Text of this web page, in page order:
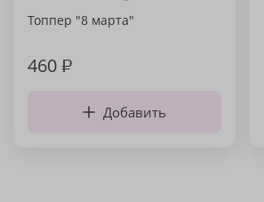
Топпер "8 марта"
460₽
Добавить